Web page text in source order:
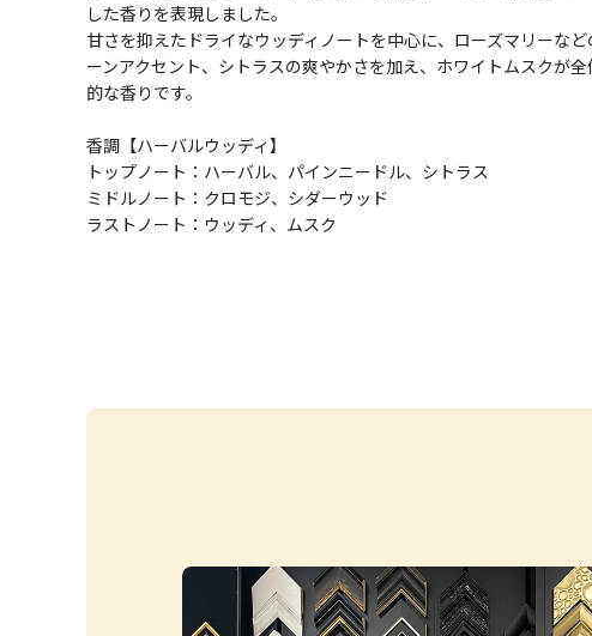
した香りを表現しました。
甘さを抑えたドライなウッディノートを中心に、ローズマリーな
ーンアクセント、シトラスの爽やかさを加え、ホワイトムスクが
的な香りです。
香調【ハーバルウッディ】
トップノート：ハーバル、パインニードル、シトラス
ミドルノート：クロモジ、シダーウッド
ラストノート：ウッディ、ムスク